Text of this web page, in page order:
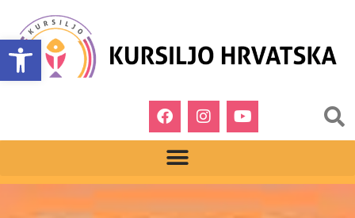
Open toolbar